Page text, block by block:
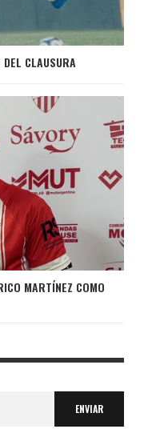
CLAUSURA
MARTÍNEZ COMO